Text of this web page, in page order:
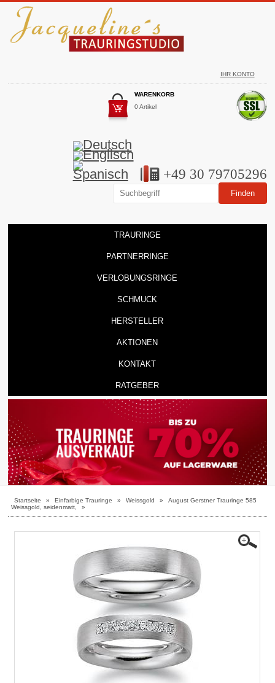
IHR KONTO
WARENKORB
0 Artikel
+49 30 79705296
TRAURINGE
PARTNERRINGE
VERLOBUNGSRINGE
SCHMUCK
HERSTELLER
AKTIONEN
KONTAKT
RATGEBER
Startseite » Einfarbige Trauringe » Weissgold »
August Gerstner Trauringe 585
Weissgold, seidenmatt,
»